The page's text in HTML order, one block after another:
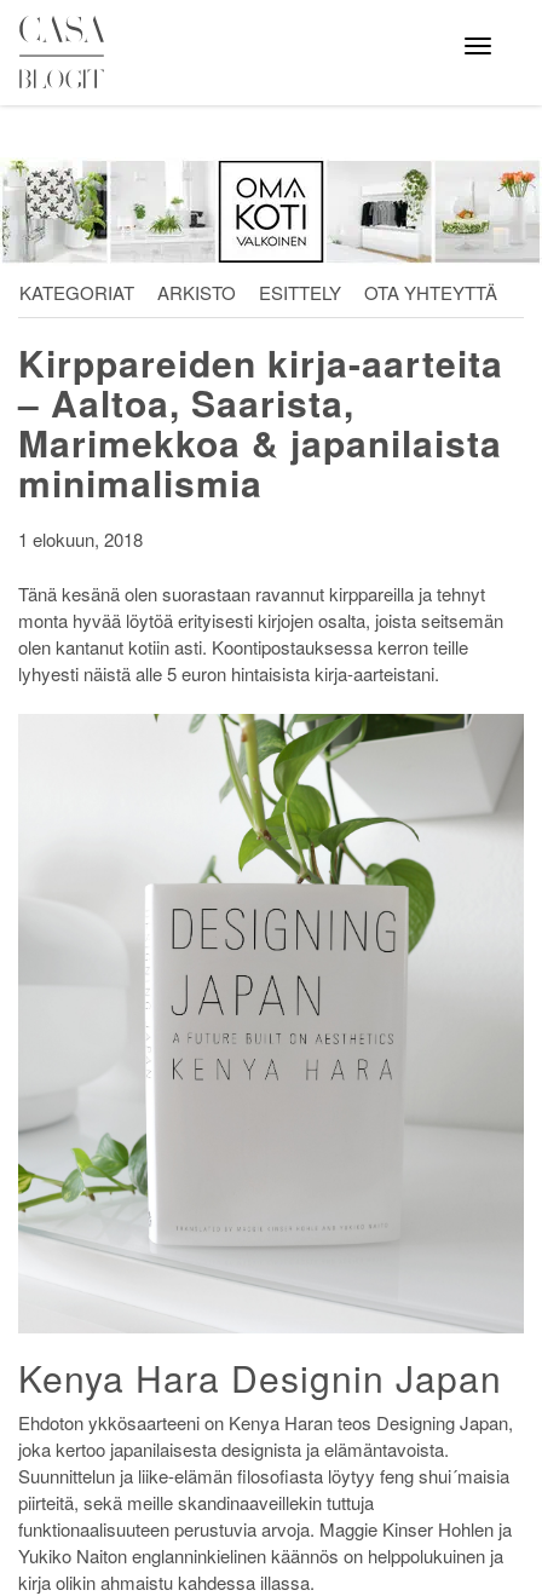
Skip
content
Avaa
valikko
KATEGORIAT ARKISTO ESITTELY OTA YHTEYTTÄ
Kirppareiden kirja-aarteita
– Aaltoa, Saarista,
Marimekkoa & japanilaista
minimalismia
1 elokuun, 2018
Tänä kesänä olen suorastaan ravannut kirppareilla ja tehnyt
monta hyvää löytöä erityisesti kirjojen osalta, joista seitsemän
olen kantanut kotiin asti. Koontipostauksessa kerron teille
lyhyesti näistä alle 5 euron hintaisista kirja-aarteistani.
Kenya Hara Designin Japan
Ehdoton ykkösaarteeni on Kenya Haran teos Designing Japan,
joka kertoo japanilaisesta designista ja elämäntavoista.
Suunnittelun ja liike-elämän filosofiasta löytyy feng shui´maisia
piirteitä, sekä meille skandinaaveillekin tuttuja
funktionaalisuuteen perustuvia arvoja. Maggie Kinser Hohlen ja
Yukiko Naiton englanninkielinen käännös on helppolukuinen ja
kirja olikin ahmaistu kahdessa illassa.